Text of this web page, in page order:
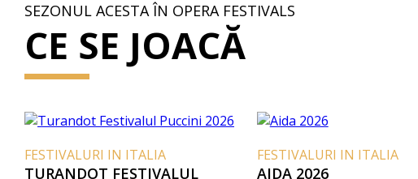
SEZONUL ACESTA ÎN OPERA FESTIVALS
CE SE JOACĂ
IN ITALIA
FESTIVALUL
FESTIVALURI IN ITALIA
AIDA 2026